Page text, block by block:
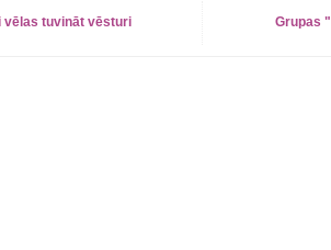
vēlas tuvināt vēsturi
Grupas